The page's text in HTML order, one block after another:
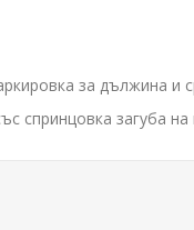
за дължина и
спринцовка загуба на